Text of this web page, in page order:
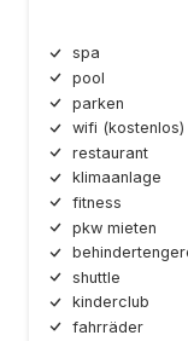
spa
pool
parken
wifi (kostenlos)
restaurant
klimaanlage
fitness
pkw mieten
shuttle
kinderclub
fahrräder